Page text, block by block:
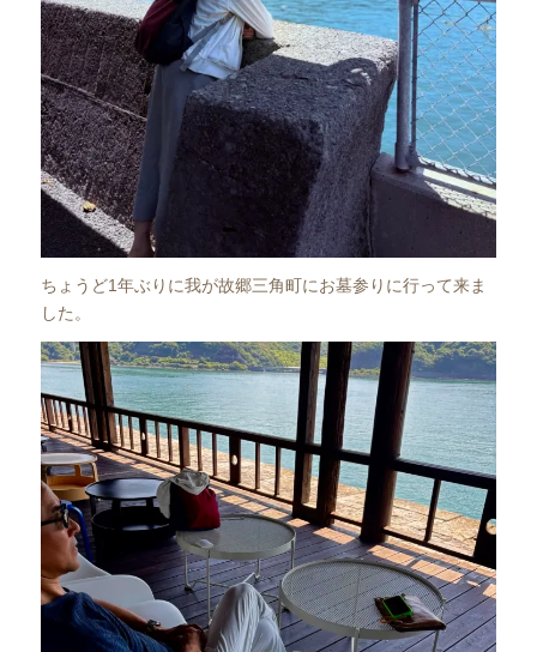
ちょうど1年ぶりに我が故郷三角町にお墓参りに行って来ま
した。